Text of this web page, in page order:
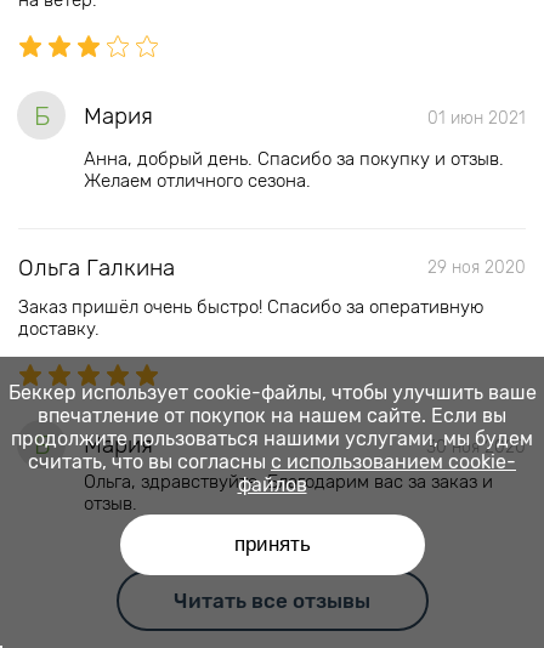
Б Мария 01 июн 2021
Анна, добрый день. Спасибо за покупку и отзыв.
Желаем отличного сезона.
Ольга Галкина 29 ноя 2020
Заказ пришёл очень быстро! Спасибо за оперативную
доставку.
Б Мария 30 ноя 2020
Ольга, здравствуйте. Благодарим вас за заказ и
отзыв.
Читать все отзывы
Беккер использует cookie-файлы, чтобы улучшить ваше
впечатление от покупок на нашем сайте. Если вы
продолжите пользоваться нашими услугами, мы будем
считать, что вы согласны с использованием cookie-
файлов
принять